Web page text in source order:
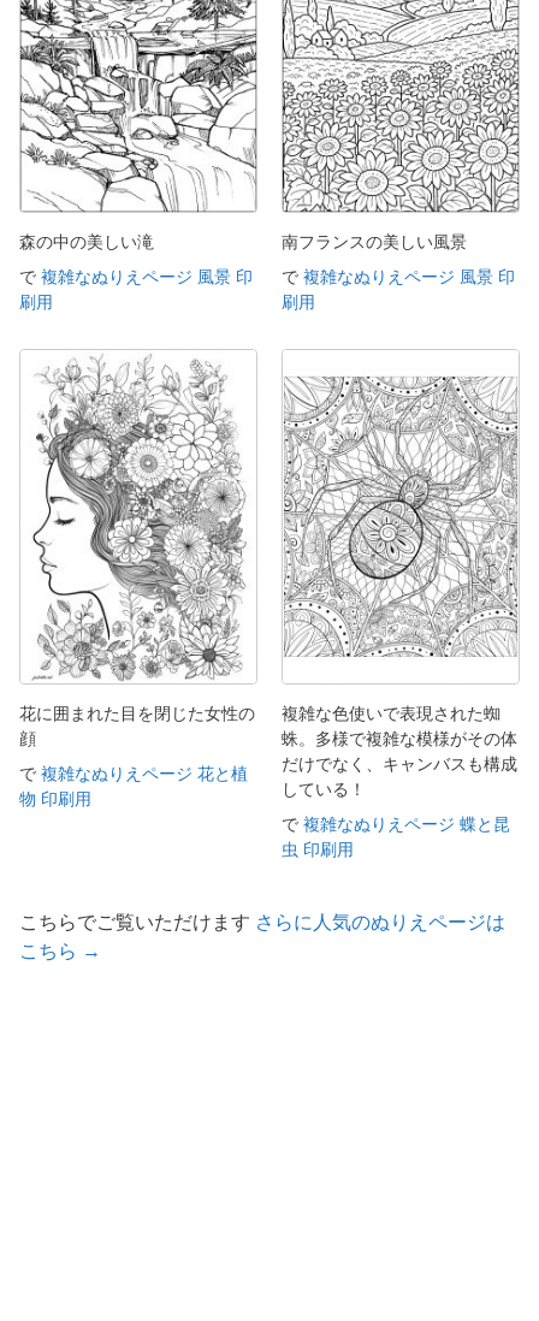
森の中の美しい滝
で 複雑なぬりえページ 風景 印
刷用
南フランスの美しい風景
で 複雑なぬりえページ 風景 印
刷用
花に囲まれた目を閉じた女性の
顔
で 複雑なぬりえページ 花と植
物 印刷用
複雑な色使いで表現された蜘
蛛。多様で複雑な模様がその体
だけでなく、キャンバスも構成
している！
で 複雑なぬりえページ 蝶と昆
虫 印刷用
こちらでご覧いただけます さらに人気のぬりえページは
こちら →